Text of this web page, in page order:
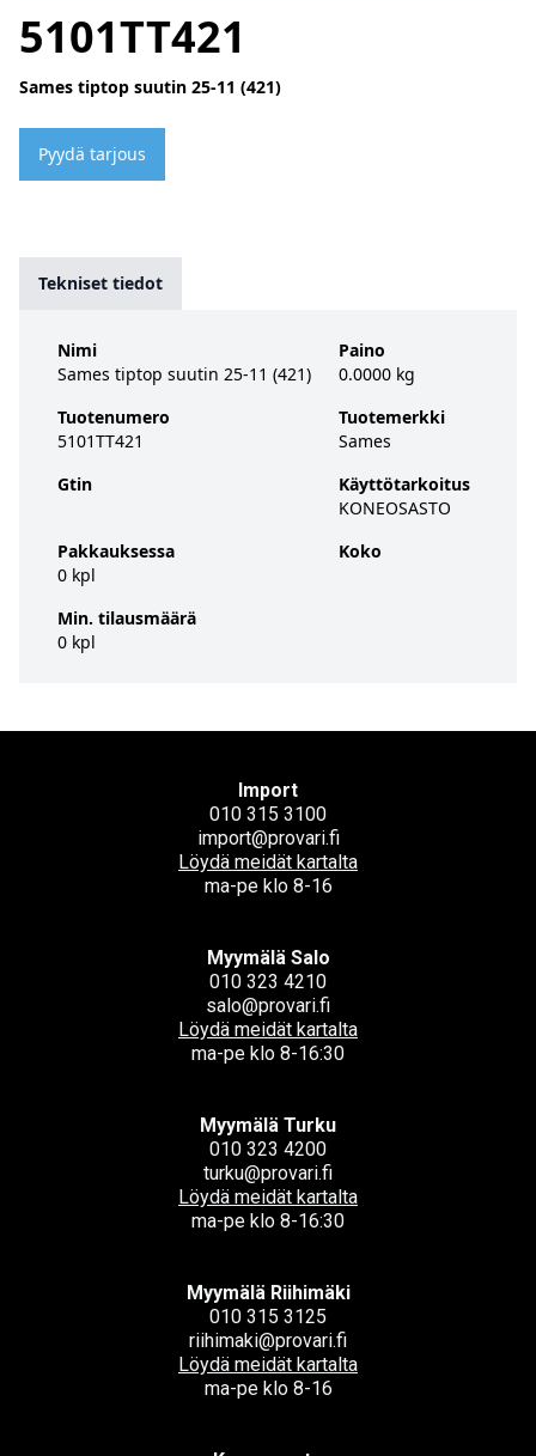
5101TT421
Sames tiptop suutin 25-11 (421)
Pyydä tarjous
Tekniset tiedot
Nimi
Sames tiptop suutin 25-11 (421)
Tuotenumero
5101TT421
Gtin
Pakkauksessa
0 kpl
Min. tilausmäärä
0 kpl
Paino
0.0000 kg
Tuotemerkki
Sames
Käyttötarkoitus
KONEOSASTO
Koko
Import
010 315 3100
import@provari.fi
Löydä meidät kartalta
ma-pe klo 8-16
Myymälä Salo
010 323 4210
salo@provari.fi
Löydä meidät kartalta
ma-pe klo 8-16:30
Myymälä Turku
010 323 4200
turku@provari.fi
Löydä meidät kartalta
ma-pe klo 8-16:30
Myymälä Riihimäki
010 315 3125
riihimaki@provari.fi
Löydä meidät kartalta
ma-pe klo 8-16